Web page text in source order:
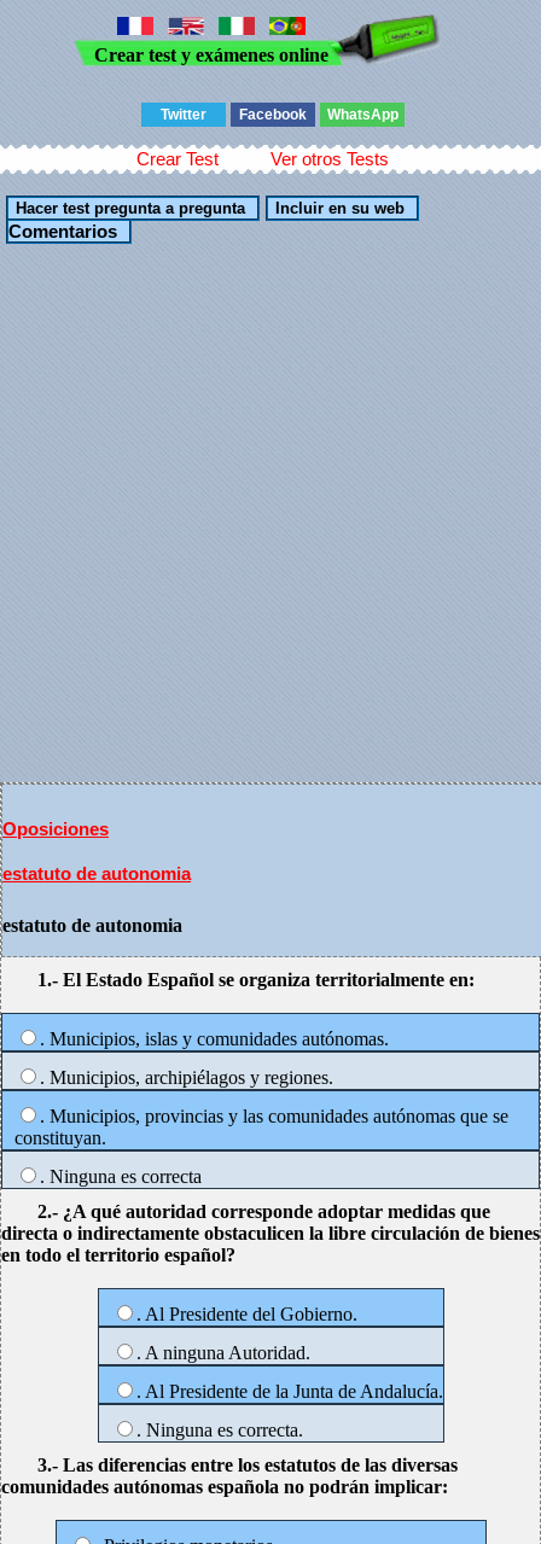
Crear test y exámenes online
Twitter Facebook WhatsApp
Crear Test Ver otros Tests
Comentarios
Oposiciones
estatuto de autonomia
estatuto de autonomia
1.- El Estado Español se organiza territorialmente en:
. Municipios, islas y comunidades autónomas.
. Municipios, archipiélagos y regiones.
. Municipios, provincias y las comunidades autónomas que se
constituyan.
. Ninguna es correcta
2.- ¿A qué autoridad corresponde adoptar medidas que
directa o indirectamente obstaculicen la libre circulación de bienes
en todo el territorio español?
. Al Presidente del Gobierno.
. A ninguna Autoridad.
. Al Presidente de la Junta de Andalucía.
. Ninguna es correcta.
3.- Las diferencias entre los estatutos de las diversas
comunidades autónomas española no podrán implicar: